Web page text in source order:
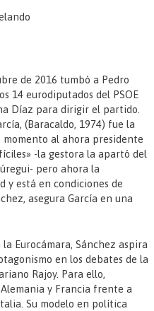
de 2016 tumbó a Pedro
14 eurodiputados del PSOE
Díaz para dirigir el partido.
(Baracaldo, 1974) fue la
al ahora presidente
-la gestora la apartó del
pero ahora la
y está en condiciones de
asegura García en una
Eurocámara, Sánchez aspira
en los debates de la
Rajoy. Para ello,
y Francia frente a
Su modelo en política